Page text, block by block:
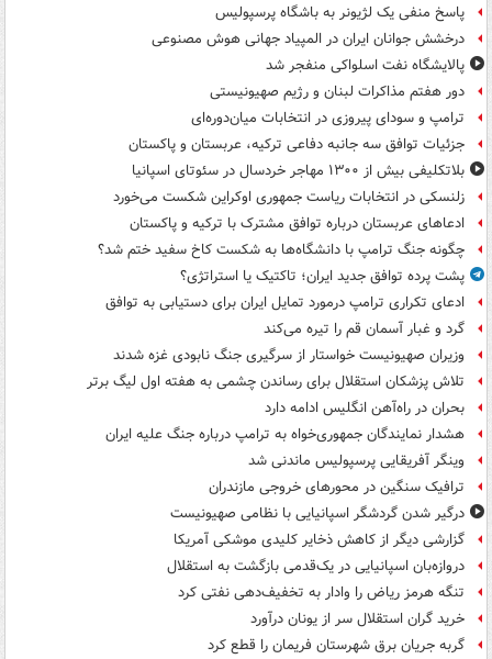
پاسخ منفی یک لژیونر به باشگاه پرسپولیس
درخشش جوانان ایران در المپیاد جهانی هوش مصنوعی
پالایشگاه نفت اسلواکی منفجر شد
دور هفتم مذاکرات لبنان و رژیم صهیونیستی
ترامپ و سودای پیروزی در انتخابات میان‌دوره‌ای
جزئیات توافق سه جانبه دفاعی ترکیه، عربستان و پاکستان
بلاتکلیفی بیش از ۱۳۰۰ مهاجر خردسال در سئوتای اسپانیا
زلنسکی در انتخابات ریاست جمهوری اوکراین شکست می‌خورد
ادعاهای عربستان درباره توافق مشترک با ترکیه و پاکستان
چگونه جنگ ترامپ با دانشگاه‌ها به شکست کاخ سفید ختم شد؟
پشت پرده توافق جدید ایران؛ تاکتیک یا استراتژی؟
ادعای تکراری ترامپ درمورد تمایل ایران برای دستیابی به توافق
گرد و غبار آسمان قم را تیره می‌کند
وزیران صهیونیست خواستار از سرگیری جنگ نابودی غزه شدند
تلاش پزشکان استقلال برای رساندن چشمی به هفته اول لیگ برتر
بحران در راه‌آهن انگلیس ادامه دارد
هشدار نمایندگان جمهوری‌خواه به ترامپ درباره جنگ علیه ایران
وینگر آفریقایی پرسپولیس ماندنی شد
ترافیک سنگین در محورهای خروجی مازندران
درگیر شدن گردشگر اسپانیایی با نظامی صهیونیست
گزارشی دیگر از کاهش ذخایر کلیدی موشکی آمریکا
دروازه‌بان اسپانیایی در یک‌قدمی بازگشت به استقلال
تنگه هرمز ریاض را وادار به تخفیف‌دهی نفتی کرد
خرید گران استقلال سر از یونان درآورد
گربه جریان برق شهرستان فریمان را قطع کرد